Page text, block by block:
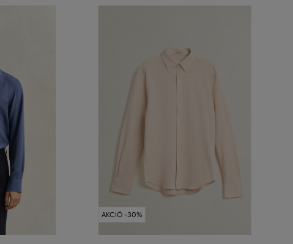
AKCIÓ -30%